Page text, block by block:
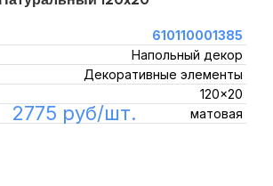
610110001385
Напольный декор
Декоративные элементы
120x20
матовая
2775 руб/шт.